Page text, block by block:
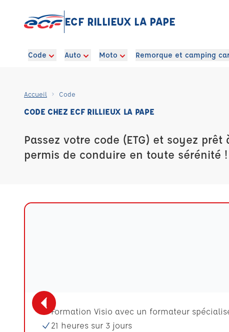
ECF RILLIEUX LA PAPE
Code Auto Moto Remorque et camping
Accueil Code
CODE CHEZ ECF RILLIEUX LA PAPE
Passez votre code (ETG) et soyez
permis de conduire en toute sérénité !
Formation Visio avec un formateur
21 heures sur 3 jours